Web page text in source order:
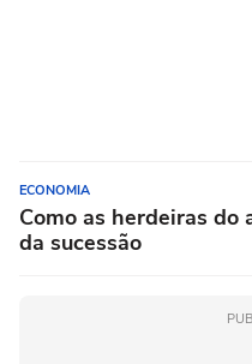
ECONOMIA
Como as herdeiras do
da sucessão